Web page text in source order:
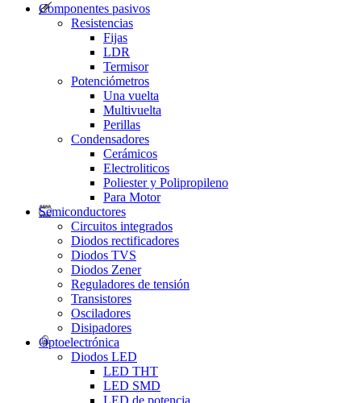
Componentes pasivos
Resistencias
Fijas
LDR
Termisor
Potenciómetros
Una vuelta
Multivuelta
Perillas
Condensadores
Cerámicos
Electroliticos
Poliester y Polipropileno
Para Motor
Semiconductores
Circuitos integrados
Diodos rectificadores
Diodos TVS
Diodos Zener
Reguladores de tensión
Transistores
Osciladores
Disipadores
Optoelectrónica
Diodos LED
LED THT
LED SMD
LED de potencia